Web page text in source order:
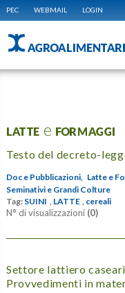
PEC WEBMAIL LOGIN
LATTE e FORMAGGI
Testo del decreto-
Doc e Pubblicazioni, Latte e
Seminativi e Grandi Colture
Tag: SUINI , LATTE , cereali
N° di visualizzazioni (0)
Settore lattiero
Provvedimenti in